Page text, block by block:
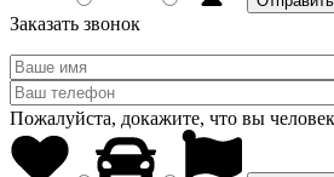
Заказать звонок
Пожалуйста, докажите, что вы